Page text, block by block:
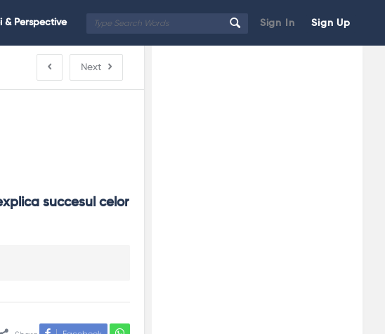
Sign In Sign Up
& Perspective
Next
succesul celor